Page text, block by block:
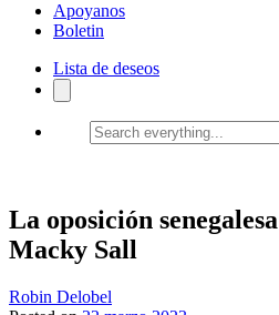
Apoyanos
Boletin
Lista de deseos
Search
everything...
La oposición
Macky Sall
Robin Delobel